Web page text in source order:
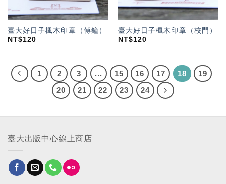
臺大好日子楓木印章（傅鐘）
NT$120
臺大好日子楓木印章（校門）
NT$120
1 2 3 ... 15 16 17 18
19
20
21 22 23 24
臺大出版中心線上商店